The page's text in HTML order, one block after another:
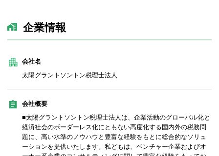
企業情報
会社名
太陽グラントソントン税理士法人
会社概要
■太陽グラントソントン税理士法人は、企業活動のグローバル化と
経済社会のボーダーレス化にともない高度化する国内外の税務問
題に、高い水準のノウハウと豊富な経験をもとに総合的なソリュ
ーションを提供いたします。私どもは、ベンチャー企業およびオ